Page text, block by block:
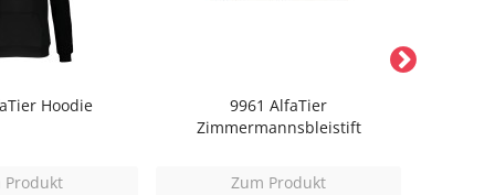
Hoodie
Produkt
9961 AlfaTier
Zimmermannsbleistift
Zum Produkt